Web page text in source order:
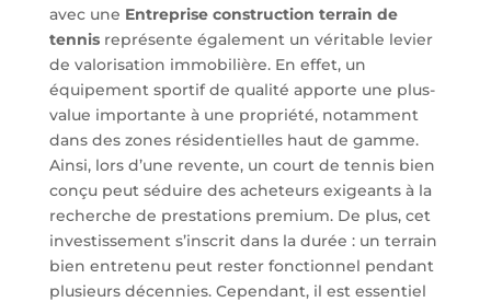
avec une Entreprise construction terrain de
tennisreprésente également un véritable levier
de valorisation immobilière. En effet, un
équipement sportif de qualité apporte une plus-
value importante à une propriété, notamment
dans des zones résidentielles haut de gamme.
Ainsi, lors d’une revente, un court de tennis bien
conçu peut séduire des acheteurs exigeants à la
recherche de prestations premium. De plus, cet
investissement s’inscrit dans la durée : un terrain
bien entretenu peut rester fonctionnel pendant
plusieurs décennies. Cependant, il est essentiel